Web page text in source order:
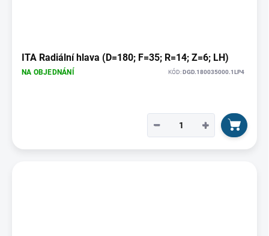
ITA Radiální hlava (D=180; F=35; R=14; Z=6; LH)
NA OBJEDNÁNÍ KÓD:DGD.180035000.1LP4
+
−